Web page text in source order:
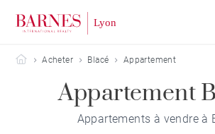
Barnes Lyon
Acheter Blacé Appartement
Appartement
Appartements à vendre à